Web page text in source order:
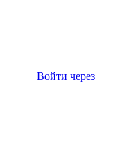
Войти через